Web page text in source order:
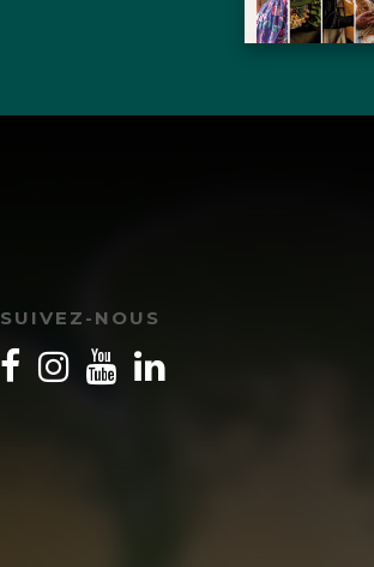
SUIVEZ-NOUS